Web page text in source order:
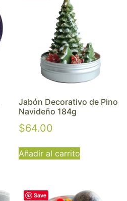
Jabón Decorativo de Pino
Navideño 184g
$64.00
Añadir al carrito
Save